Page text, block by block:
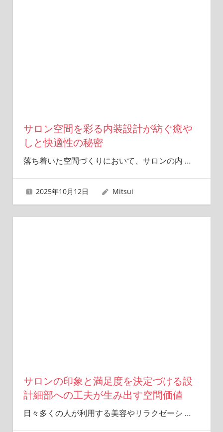
サロン空間を彩る内装設計が紡ぐ癒や
しと快適性の秘密
落ち着いた空間づくりにおいて、サロンの内 …
2025年10月12日 Mitsui
サロンの印象と満足度を決定づける設
計細部への工夫が生み出す空間価値
日々多くの人が利用する美容やリラクゼーシ …